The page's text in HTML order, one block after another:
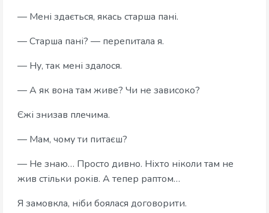
— Мені здається, якась старша пані.
— Старша пані? — перепитала я.
— Ну, так мені здалося.
— А як вона там живе? Чи не зависоко?
Єжі знизав плечима.
— Мам, чому ти питаєш?
— Не знаю… Просто дивно. Ніхто ніколи там не
жив стільки років. А тепер раптом…
Я замовкла, ніби боялася договорити.